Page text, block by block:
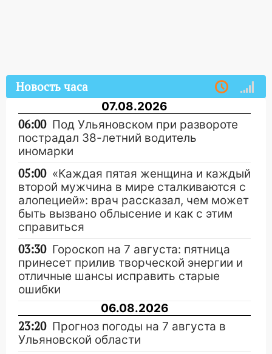
Новость часа
07.08.2026
06:00 Под Ульяновском при развороте
пострадал 38-летний водитель
иномарки
05:00 «Каждая пятая женщина и каждый
второй мужчина в мире сталкиваются с
алопецией»: врач рассказал, чем может
быть вызвано облысение и как с этим
справиться
03:30 Гороскоп на 7 августа: пятница
принесет прилив творческой энергии и
отличные шансы исправить старые
ошибки
06.08.2026
23:20 Прогноз погоды на 7 августа в
Ульяновской области